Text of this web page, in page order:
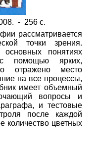
- 256 с.
рассматривается
точки зрения.
понятиях
помощью ярких,
отражено место
на все процессы,
имеет объемный
вопросы и
и тестовые
после каждой
количество цветных